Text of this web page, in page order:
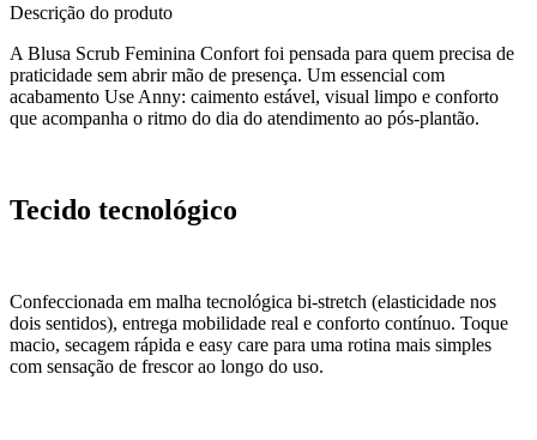
Descrição do produto
A Blusa Scrub Feminina Confort foi pensada para quem precisa de
praticidade sem abrir mão de presença. Um essencial com
acabamento Use Anny: caimento estável, visual limpo e conforto
que acompanha o ritmo do dia do atendimento ao pós-plantão.
Tecido tecnológico
Confeccionada em malha tecnológica bi-stretch (elasticidade nos
dois sentidos), entrega mobilidade real e conforto contínuo. Toque
macio, secagem rápida e easy care para uma rotina mais simples
com sensação de frescor ao longo do uso.